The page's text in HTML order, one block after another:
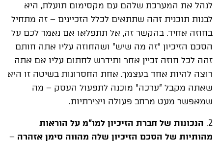
לנהל את המערכת שלהם עם מקסימום תועלת, היא
לבנות תוכנית זהה שתתאים לכלל הזכיינים – זה מתחיל
בחוזה אחיד. בהקשר זה, אל תתפלאו אם נאמר לכם על
הסכם הזיכיון "זה מה שיש" ושהחוזה עליו אתה חותם
זהה לכל חוזה זכיין אחר ותידרש לחתום עליו אם אתה
רוצה להיות אחד בעצמך. אחת החסרונות בשיטה זו היא
שאתה מקבל "ערכה" מוכנה לתפעול העסק – מה
שמאפשר מעט מרחב פעולה ויצירתיות.
2. הנכונות של חברת הזיכיון למו"מ על הוראות
מהותיות של הסכם הזיכיון שלה מהווה סימן אזהרה –